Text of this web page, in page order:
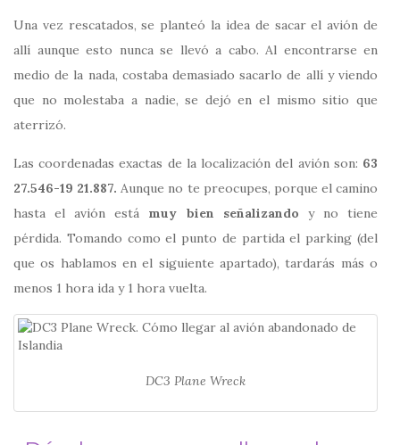
Una vez rescatados, se planteó la idea de sacar el avión de
allí aunque esto nunca se llevó a cabo. Al encontrarse en
medio de la nada, costaba demasiado sacarlo de allí y viendo
que no molestaba a nadie, se dejó en el mismo sitio que
aterrizó.
Las coordenadas exactas de la localización del avión son: 63
27.546-19 21.887. Aunque no te preocupes, porque el camino
hasta el avión está muy bien señalizando y no tiene
pérdida. Tomando como el punto de partida el parking (del
que os hablamos en el siguiente apartado), tardarás más o
menos 1 hora ida y 1 hora vuelta.
DC3 Plane Wreck